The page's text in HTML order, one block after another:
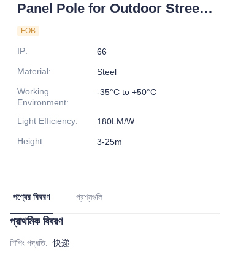
Panel Pole for Outdoor Street
Lighting Best Price in Pakistan
FOB
IP:
66
Material:
Steel
Working
Environment:
-35°C to +50°C
Light Efficiency:
180LM/W
Height: 3-25m
পণ্যের বিবরণ প্রশ্নগুলি
প্রাথমিক বিবরণ
শিপিং পদ্ধতি: 快递